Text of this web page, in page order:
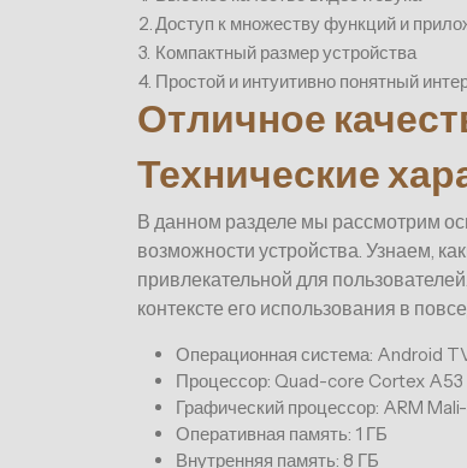
2.Доступ к множеству функций и
3. Компактный размер устройства
4. Простой и интуитивно понятный
Отличное
Технические
В данном разделе мы рассмотрим
возможности устройства. Узнаем,
привлекательной для
контексте его использования в
Операционная система: Android
Процессор: Quad-core Cortex A53
Графический процессор: ARM
Оперативная память: 1 ГБ
Внутренняя память: 8 ГБ